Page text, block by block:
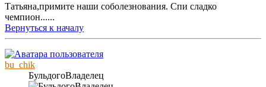
Татьяна,примите наши соболезнования. Спи сладко
чемпион......
Вернуться к началу
bu_chik
БульдогоВладелец